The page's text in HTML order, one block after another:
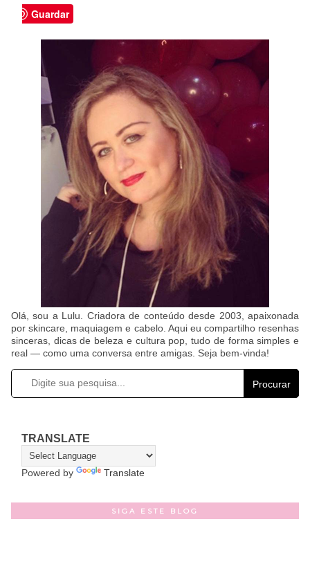
Guardar
Olá, sou a Lulu. Criadora de conteúdo desde 2003, apaixonada
por skincare, maquiagem e cabelo. Aqui eu compartilho resenhas
sinceras, dicas de beleza e cultura pop, tudo de forma simples e
real — como uma conversa entre amigas. Seja bem-vinda!
Procurar
TRANSLATE
Powered by Translate
SIGA ESTE BLOG